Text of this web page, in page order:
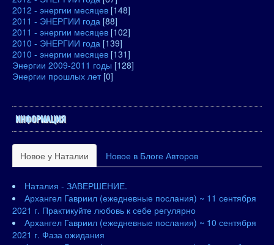
2012 - энергии месяцев [148]
2011 - ЭНЕРГИИ года [88]
2011 - энергии месяцев [102]
2010 - ЭНЕРГИИ года [139]
2010 - энергии месяцев [131]
Энергии 2009-2011 годы [128]
Энергии прошлых лет [0]
ИНФОРМАЦИЯ
Новое у Наталии Новое в Блоге Авторов
Наталия - ЗАВЕРШЕНИЕ.
Архангел Гавриил (ежедневные послания) ~ 11 сентября
2021 г. Практикуйте любовь к себе регулярно
Архангел Гавриил (ежедневные послания) ~ 10 сентября
2021 г. Фаза ожидания